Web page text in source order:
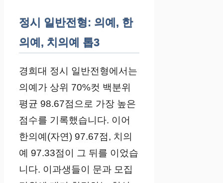
정시 일반전형: 의예, 한
의예, 치의예 톱3
경희대 정시 일반전형에서는
의예가 상위 70%컷 백분위
평균 98.67점으로 가장 높은
점수를 기록했습니다. 이어
한의예(자연) 97.67점, 치의
예 97.33점이 그 뒤를 이었습
니다. 이과생들이 문과 모집